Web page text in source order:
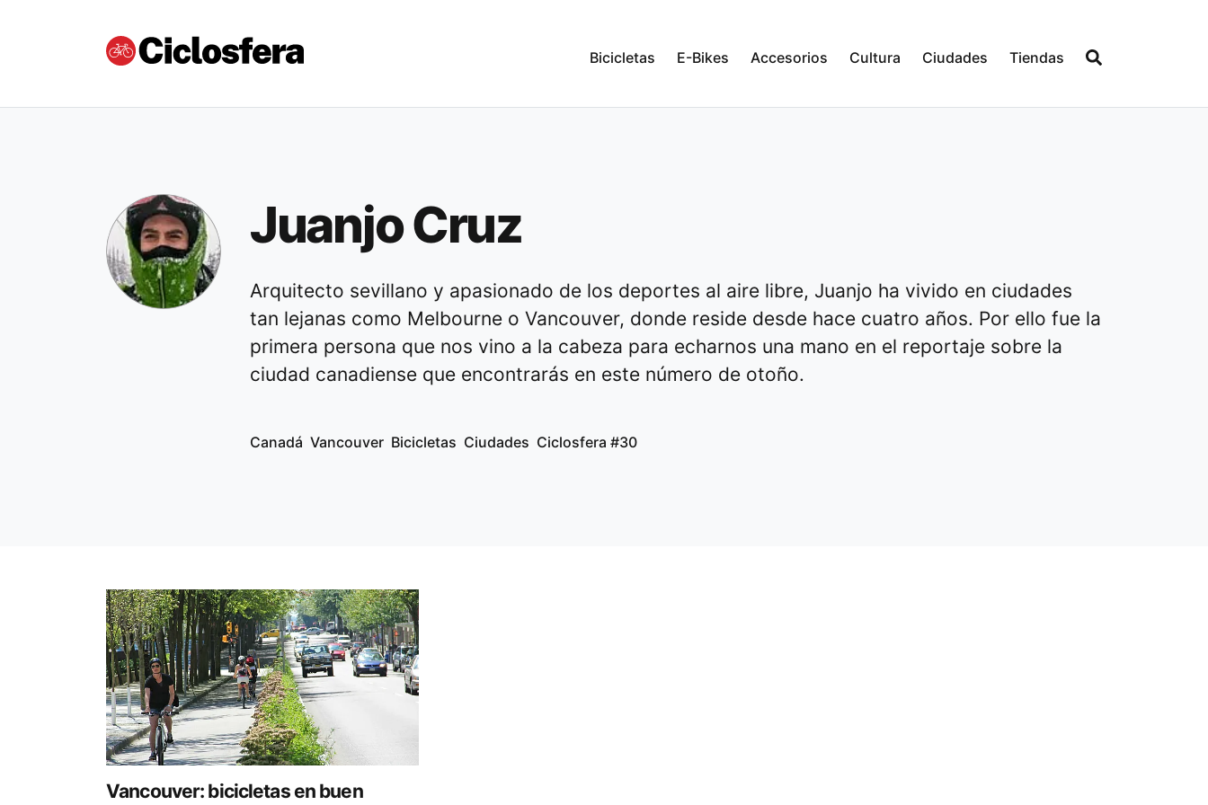
Bicicletas E-Bikes Accesorios Cultura Ciudades Tiendas
Juanjo Cruz
Arquitecto sevillano y apasionado de los deportes al aire libre, Juanjo ha vivido en ciudades
tan lejanas como Melbourne o Vancouver, donde reside desde hace cuatro años. Por ello fue la
primera persona que nos vino a la cabeza para echarnos una mano en el reportaje sobre la
ciudad canadiense que encontrarás en este número de otoño.
Canadá Vancouver Bicicletas Ciudades Ciclosfera #30
Vancouver: bicicletas en buen